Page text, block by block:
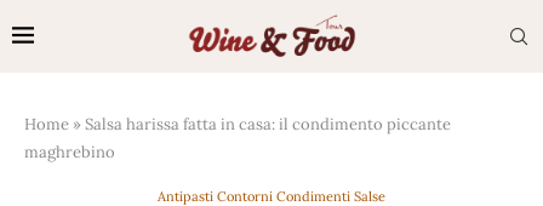
Home »Salsa harissa fatta in casa: il condimento piccante
maghrebino
Antipasti Contorni Condimenti Salse